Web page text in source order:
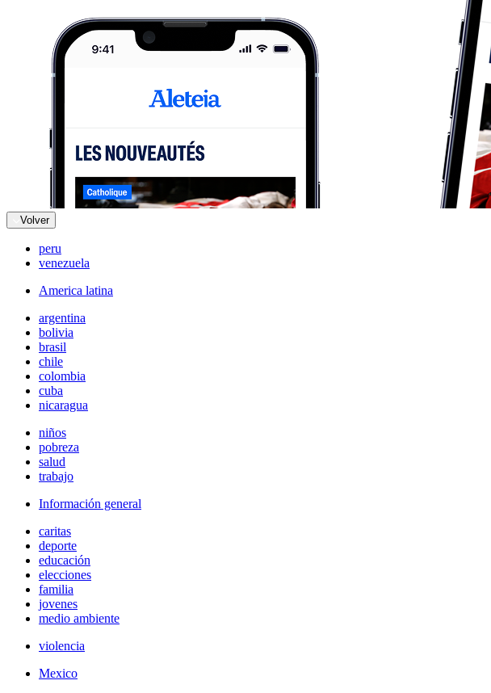
Volver
peru
venezuela
America latina
argentina
bolivia
brasil
chile
colombia
cuba
nicaragua
niños
pobreza
salud
trabajo
Información general
caritas
deporte
educación
elecciones
familia
jovenes
medio ambiente
violencia
Mexico